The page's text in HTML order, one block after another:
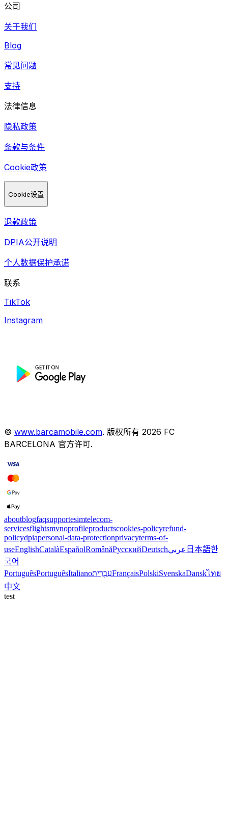
公司
关于我们
Blog
常见问题
支持
法律信息
隐私政策
条款与条件
Cookie政策
Cookie设置
退款政策
DPIA公开说明
个人数据保护承诺
联系
TikTok
Instagram
© www.barcamobile.com. 版权所有 2026 FC
BARCELONA 官方许可.
aboutblogfaqsupportesimtelecom-
servicesflightsmvnoprofileproductscookies-policyrefund-
policydpiapersonal-data-protectionprivacyterms-of-
useEnglishCatalàEspañolRomânăРусскийDeutschعربي 日本語한
국어
PortuguêsPortuguêsItalianoעִבְרִיתFrançaisPolskiSvenskaDanskไทย
中文
test